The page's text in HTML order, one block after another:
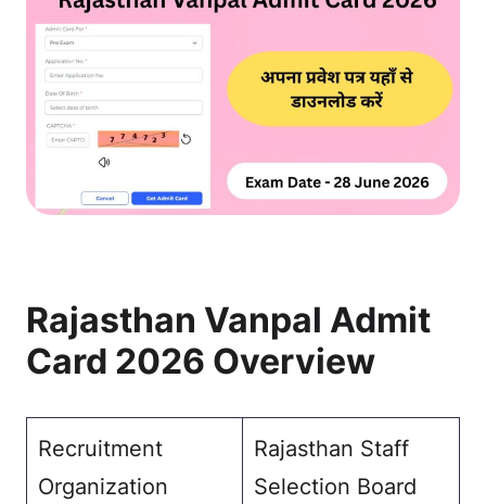
Rajasthan Vanpal Admit
Card 2026 Overview
Recruitment
Organization
Rajasthan Staff
Selection Board